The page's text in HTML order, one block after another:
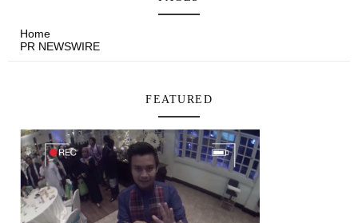
Home
PR NEWSWIRE
FEATURED